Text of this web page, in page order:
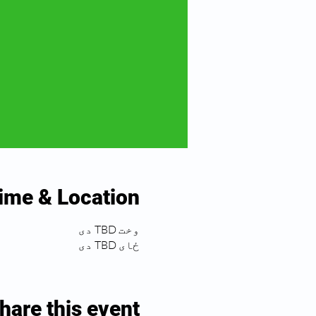
& Location
وخت TBD دی
ځای TBD دی
this event